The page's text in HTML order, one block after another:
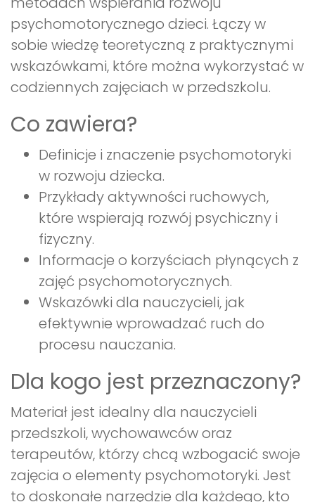
psychomotorycznego dzieci. Łączy w
sobie wiedzę teoretyczną z praktycznymi
wskazówkami, które można wykorzystać w
codziennych zajęciach w przedszkolu.
Co zawiera?
Definicje i znaczenie psychomotoryki
w rozwoju dziecka.
Przykłady aktywności ruchowych,
które wspierają rozwój psychiczny i
fizyczny.
Informacje o korzyściach płynących z
zajęć psychomotorycznych.
Wskazówki dla nauczycieli, jak
efektywnie wprowadzać ruch do
procesu nauczania.
Dla kogo jest przeznaczony?
Materiał jest idealny dla nauczycieli
przedszkoli, wychowawców oraz
terapeutów, którzy chcą wzbogacić swoje
zajęcia o elementy psychomotoryki. Jest
to doskonałe narzędzie dla każdego, kto